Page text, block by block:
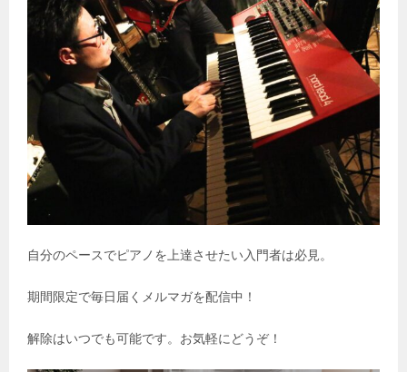
自分のペースでピアノを上達させたい入門者は必見。
期間限定で毎日届くメルマガを配信中！
解除はいつでも可能です。お気軽にどうぞ！